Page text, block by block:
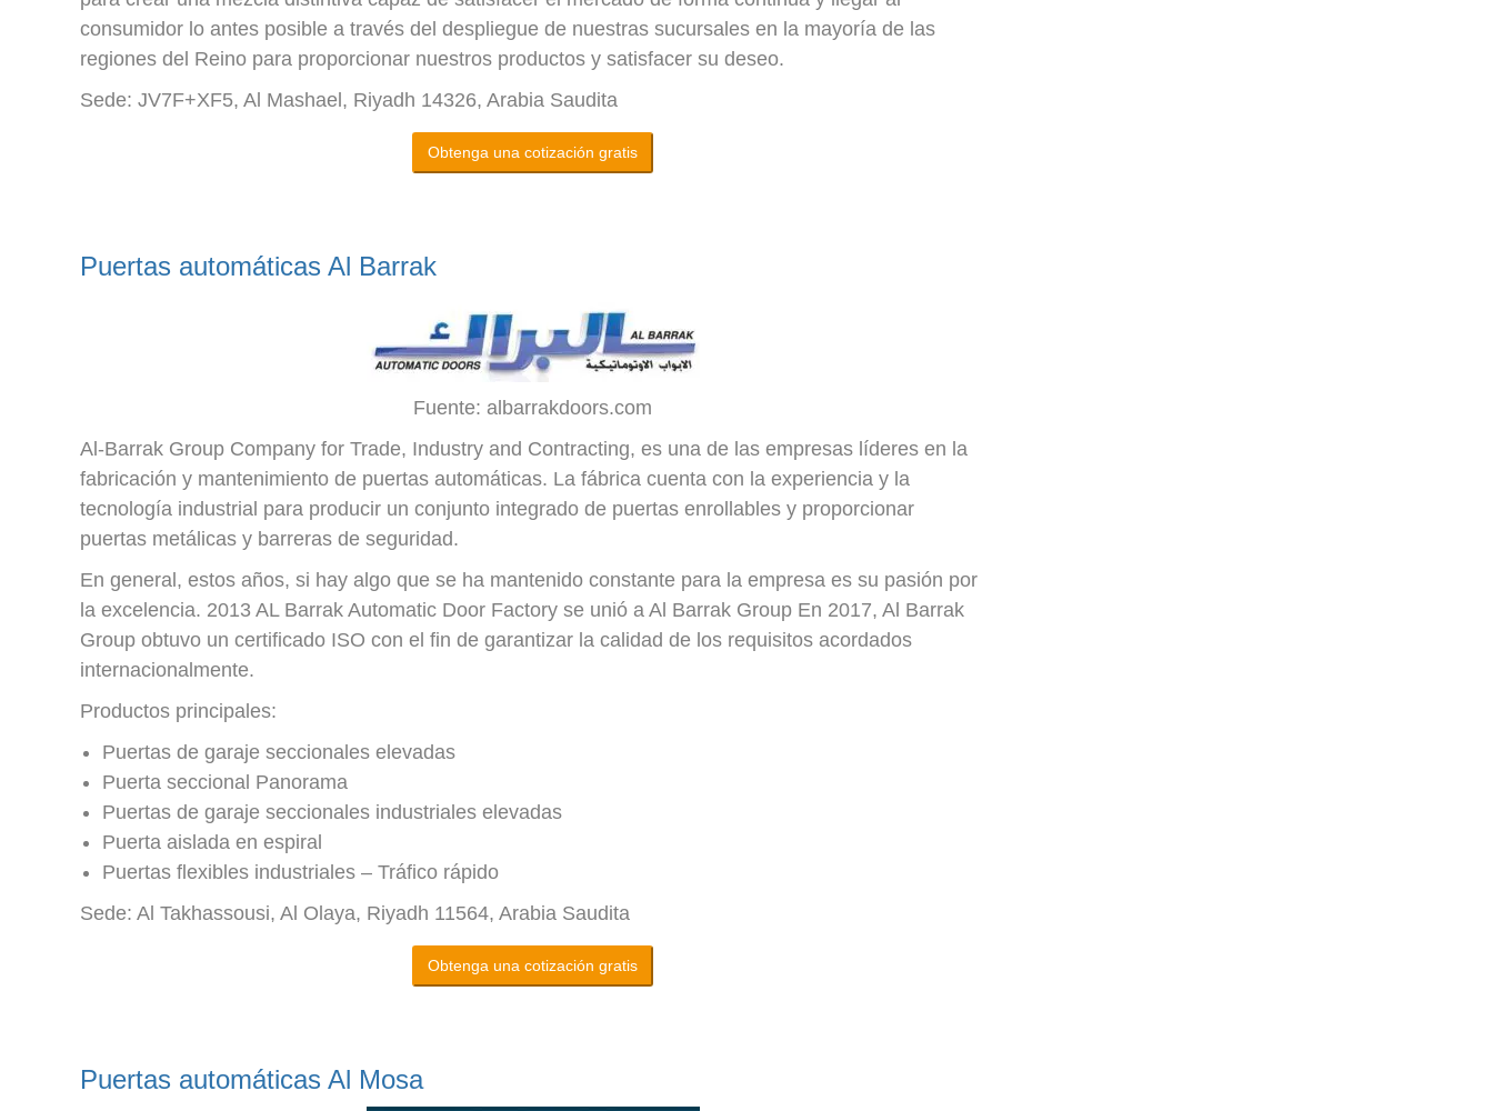
consumidor lo antes posible a través del despliegue de nuestras sucursales en la mayoría de las
regiones del Reino para proporcionar nuestros productos y satisfacer su deseo.
Sede: JV7F+XF5, Al Mashael, Riyadh 14326, Arabia Saudita
Obtenga una cotización gratis
Puertas automáticas Al Barrak
Fuente: albarrakdoors.com
Al-Barrak Group Company for Trade, Industry and Contracting, es una de las empresas líderes en la
fabricación y mantenimiento de puertas automáticas. La fábrica cuenta con la experiencia y la
tecnología industrial para producir un conjunto integrado de puertas enrollables y proporcionar
puertas metálicas y barreras de seguridad.
En general, estos años, si hay algo que se ha mantenido constante para la empresa es su pasión por
la excelencia. 2013 AL Barrak Automatic Door Factory se unió a Al Barrak Group En 2017, Al Barrak
Group obtuvo un certificado ISO con el fin de garantizar la calidad de los requisitos acordados
internacionalmente.
Productos principales:
Puertas de garaje seccionales elevadas
Puerta seccional Panorama
Puertas de garaje seccionales industriales elevadas
Puerta aislada en espiral
Puertas flexibles industriales – Tráfico rápido
Sede: Al Takhassousi, Al Olaya, Riyadh 11564, Arabia Saudita
Obtenga una cotización gratis
Puertas automáticas Al Mosa